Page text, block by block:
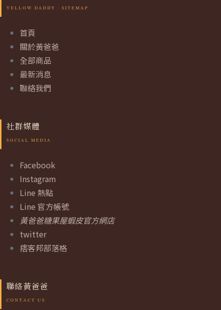
首頁
關於黃爸爸
全部商品
最新消息
聯絡我們
社群媒體
Facebook
Instagram
Line 熱點
Line 官方帳號
黃爸爸糖果屋蝦皮官方網店
twitter
痞客邦部落格
聯絡黃爸爸